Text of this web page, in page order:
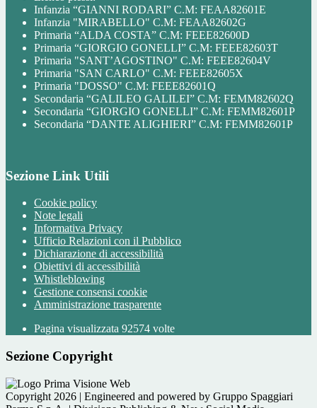
Infanzia “GIANNI RODARI” C.M: FEAA82601E
Infanzia "MIRABELLO" C.M: FEAA82602G
Primaria “ALDA COSTA” C.M: FEEE82600D
Primaria “GIORGIO GONELLI” C.M: FEEE82603T
Primaria "SANT’AGOSTINO" C.M: FEEE82604V
Primaria "SAN CARLO" C.M: FEEE82605X
Primaria "DOSSO" C.M: FEEE82601Q
Secondaria “GALILEO GALILEI” C.M: FEMM82602Q
Secondaria “GIORGIO GONELLI” C.M: FEMM82601P
Secondaria “DANTE ALIGHIERI” C.M: FEMM82601P
Sezione Link Utili
Cookie policy
Note legali
Informativa Privacy
Ufficio Relazioni con il Pubblico
Dichiarazione di accessibilità
Obiettivi di accessibilità
Whistleblowing
Gestione consensi cookie
Amministrazione trasparente
Pagina visualizzata 92574 volte
Sezione Copyright
Copyright 2026 | Engineered and powered by Gruppo Spaggiari